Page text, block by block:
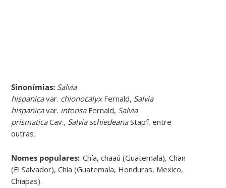
Sinonímias: Salvia
hispanicavar. chionocalyxFernald, Salvia
hispanicavar. intonsaFernald, Salvia
prismaticaCav., Salvia schiedeanaStapf, entre
outras.
Nomes populares: Chía, chaaú (Guatemala), Chan
(El Salvador), Chía (Guatemala, Honduras, Mexico,
Chiapas).